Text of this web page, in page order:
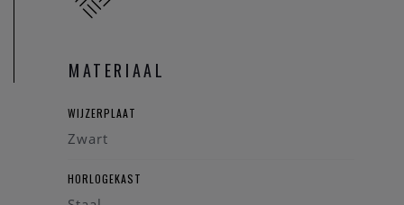
MATERIAAL
WIJZERPLAAT
Zwart
HORLOGEKAST